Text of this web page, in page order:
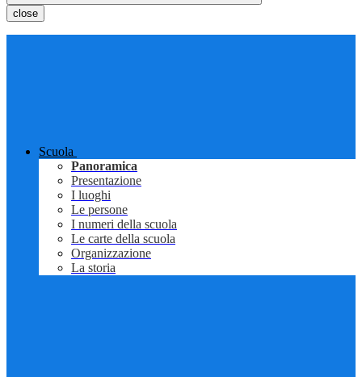
close
Scuola
Panoramica
Presentazione
I luoghi
Le persone
I numeri della scuola
Le carte della scuola
Organizzazione
La storia